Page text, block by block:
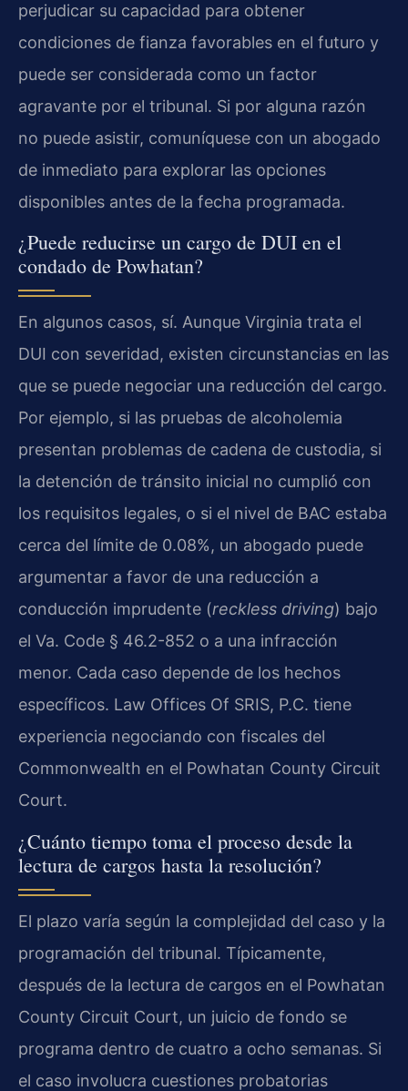
perjudicar su capacidad para obtener
condiciones de fianza favorables en el futuro y
puede ser considerada como un factor
agravante por el tribunal. Si por alguna razón
no puede asistir, comuníquese con un abogado
de inmediato para explorar las opciones
disponibles antes de la fecha programada.
¿Puede reducirse un cargo de DUI en el
condado de Powhatan?
En algunos casos, sí. Aunque Virginia trata el
DUI con severidad, existen circunstancias en las
que se puede negociar una reducción del cargo.
Por ejemplo, si las pruebas de alcoholemia
presentan problemas de cadena de custodia, si
la detención de tránsito inicial no cumplió con
los requisitos legales, o si el nivel de BAC estaba
cerca del límite de 0.08%, un abogado puede
argumentar a favor de una reducción a
conducción imprudente (reckless driving) bajo
el Va. Code § 46.2-852 o a una infracción
menor. Cada caso depende de los hechos
específicos. Law Offices Of SRIS, P.C. tiene
experiencia negociando con fiscales del
Commonwealth en el Powhatan County Circuit
Court.
¿Cuánto tiempo toma el proceso desde la
lectura de cargos hasta la resolución?
El plazo varía según la complejidad del caso y la
programación del tribunal. Típicamente,
después de la lectura de cargos en el Powhatan
County Circuit Court, un juicio de fondo se
programa dentro de cuatro a ocho semanas. Si
el caso involucra cuestiones probatorias